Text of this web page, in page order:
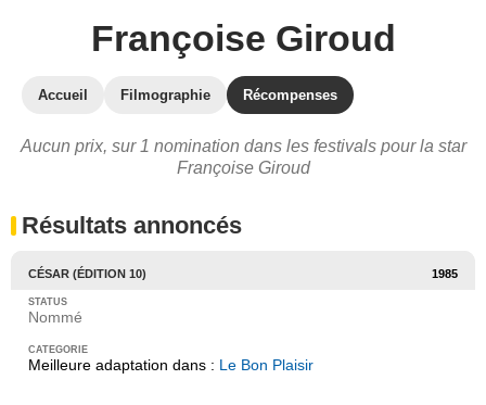
Françoise Giroud
Accueil Filmographie Récompenses
Aucun prix, sur 1 nomination dans les festivals pour la star
Françoise Giroud
Résultats annoncés
CÉSAR (ÉDITION 10) 1985
Nommé
Meilleure adaptation dans : Le Bon Plaisir